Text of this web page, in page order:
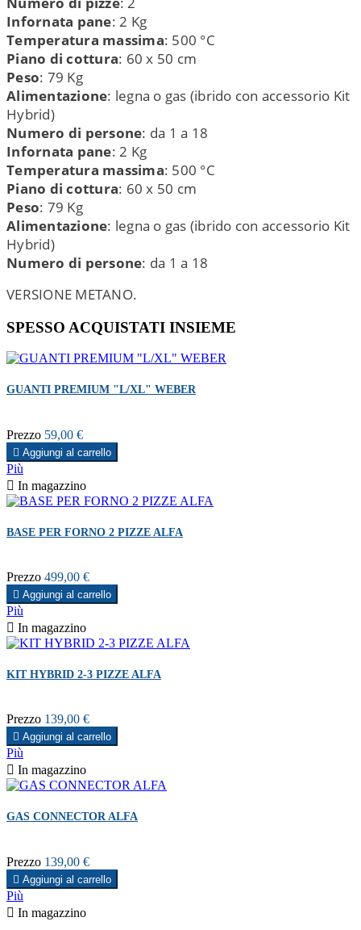
Infornata pane: 2 Kg
Temperatura massima: 500 °C
Piano di cottura: 60 x 50 cm
Peso: 79 Kg
Alimentazione: legna o gas (ibrido con accessorio Kit
Hybrid)
Numero di persone: da 1 a 18
Infornata pane: 2 Kg
Temperatura massima: 500 °C
Piano di cottura: 60 x 50 cm
Peso: 79 Kg
Alimentazione: legna o gas (ibrido con accessorio Kit
Hybrid)
Numero di persone: da 1 a 18
VERSIONE METANO.
SPESSO ACQUISTATI INSIEME
GUANTI PREMIUM "L/XL" WEBER
Prezzo 59,00 €
 Aggiungi al carrello
Più
 In magazzino
BASE PER FORNO 2 PIZZE ALFA
Prezzo 499,00 €
 Aggiungi al carrello
Più
 In magazzino
KIT HYBRID 2-3 PIZZE ALFA
Prezzo 139,00 €
 Aggiungi al carrello
Più
 In magazzino
GAS CONNECTOR ALFA
Prezzo 139,00 €
 Aggiungi al carrello
Più
 In magazzino